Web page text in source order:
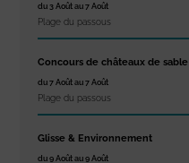
du 3 Août au 7 Août
Plage du passous
Concours de châteaux de sable
du 7 Août au 7 Août
Plage du passous
Glisse & Environnement
du 9 Août au 9 Août